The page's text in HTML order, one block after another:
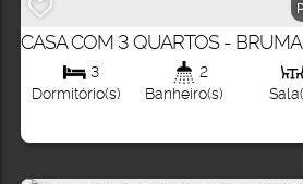
CASA COM 3 QUARTOS -
3
Dormitório(s)
2
Banheiro(s)